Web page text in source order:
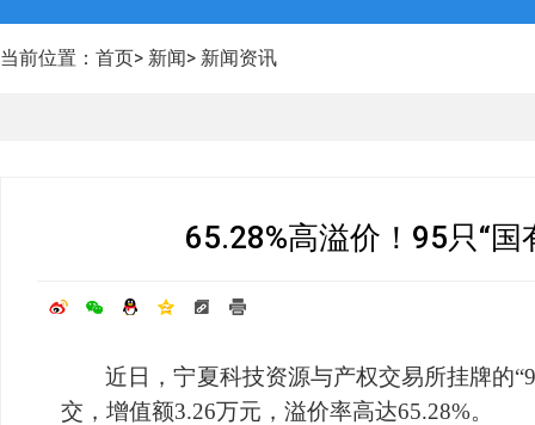
当前位置： 首页> 新闻> 新闻资讯
65.28%高溢价！95只“
近日，宁夏科技资源与产权交易所挂牌的“
交，增值额3.26万元，溢价率高达65.28%。